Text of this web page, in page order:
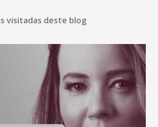
reunindo profissionais de marcas
3corações, TikTok e M. Dias Branco.
em um momento em que autenticidade
peso nas conversas sobre marca,
- Vivemos um momento em que todo
e poucos entregam de verdade. O NM2B
dar palco a quem constrói com
visitadas deste blog